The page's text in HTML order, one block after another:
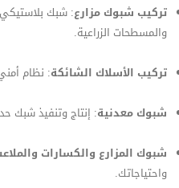
تركيب شبوك مزارع: شبك
والمسطحات الزراعية.
تركيب الأسلاك الشائكة: نظام
شبوك معدنية: إنتاج وتنفيذ شبك
شبوك المزارع والكسارات
واحتياجاتك.